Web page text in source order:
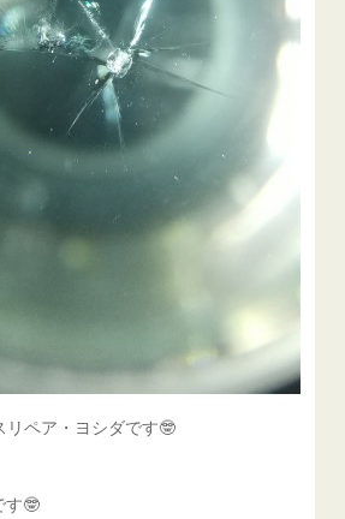
リペア・ヨシダです🤓
す🤓